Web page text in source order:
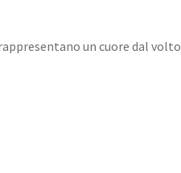
un cuore dal volto